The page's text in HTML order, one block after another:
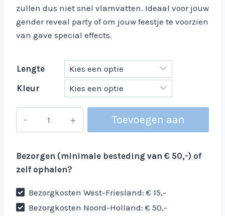
zullen dus niet snel vlamvatten. Ideaal voor jouw
gender reveal party of om jouw feestje te voorzien
van gave special effects.
Lengte
Kleur
Toevoegen aan
Bezorgen (minimale besteding van € 50,-) of
zelf ophalen?
Bezorgkosten West-Friesland: € 15,-
Bezorgkosten Noord-Holland: € 50,-